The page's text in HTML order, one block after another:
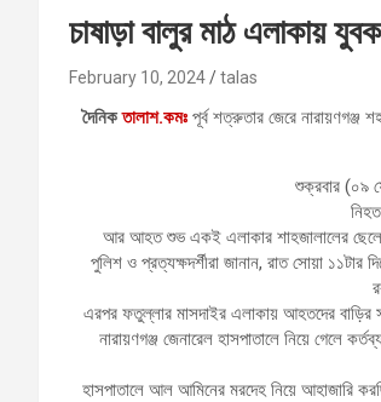
চাষাড়া বালুর মাঠ এলাকায়
February 10, 2024 talas
দৈনিকতালাশ.কমঃপূর্ব শত্রুতার জেরে নারায়ণগঞ্জ
শুক্রবার (০৯
আর আহত শুভ একই এলাকার শাহজালালের ছেলে।
পুলিশ ও প্রত্যক্ষদর্শীরা জানান, রাত সোয়া
এরপর ফতুল্লার মাসদাইর এলাকায় আহতদের বাড়ির
নারায়ণগঞ্জ জেনারেল হাসপাতালে নিয়ে
হাসপাতালে আল আমিনের মরদেহ নিয়ে আহাজারি